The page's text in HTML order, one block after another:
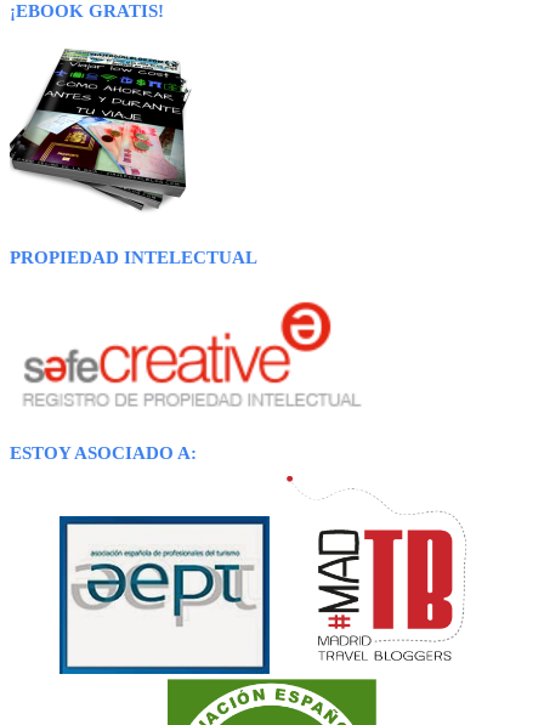
¡EBOOK GRATIS!
PROPIEDAD INTELECTUAL
ESTOY ASOCIADO A: